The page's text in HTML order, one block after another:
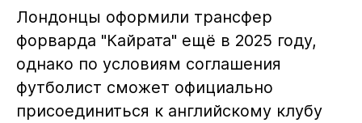
Лондонцы оформили трансфер
форварда "Кайрата" ещё в 2025 году,
однако по условиям соглашения
футболист сможет официально
присоединиться к английскому клубу